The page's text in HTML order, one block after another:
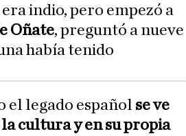
indio, pero empezó a
Oñate, preguntó a nueve
había tenido
el legado español se ve
cultura y en su propia